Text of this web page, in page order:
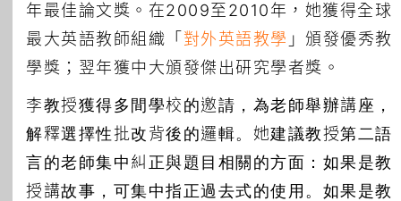
年最佳論文獎。在2009至2010年，她獲得全球
最大英語教師組織「 對外英語教學 」頒發優秀教
學獎；翌年獲中大頒發傑出研究學者獎。
李教授獲得多間學校的邀請，為老師舉辦講座，
解釋選擇性批改背後的邏輯。她建議教授第二語
言的老師集中糾正與題目相關的方面：如果是教
授講故事，可集中指正過去式的使用。如果是教